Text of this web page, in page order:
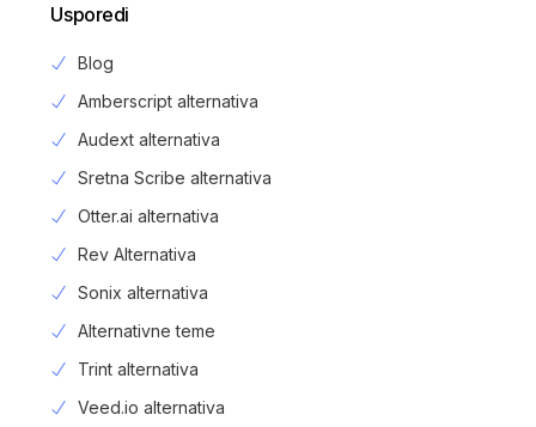
Usporedi
Blog
Amberscript alternativa
Audext alternativa
Sretna Scribe alternativa
Otter.ai alternativa
Rev Alternativa
Sonix alternativa
Alternativne teme
Trint alternativa
Veed.io alternativa